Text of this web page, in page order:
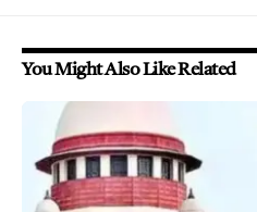
You Might Also Like Related